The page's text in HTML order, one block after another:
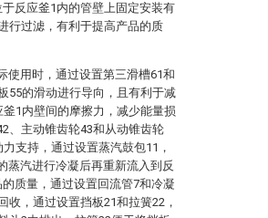
反应釜1内的管壁上固定安装有
行过滤，有利于提高产品的质
使用时，通过设置第三滑槽61和
55的滑动进行导向，且有利于减
1内壁间的摩擦力，减少能量损
、主动锥齿轮43和从动锥齿轮
支持，通过设置蒸汽鼓包11，
蒸汽进行冷凝后再重新流入到反
质量，通过设置回流管7和冷凝
收，通过设置挡板21和拉簧22，